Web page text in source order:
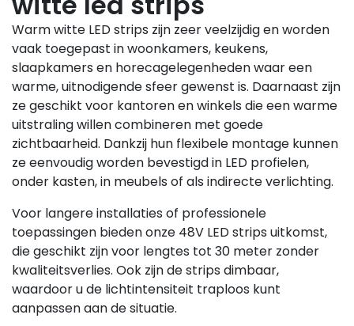
Warm witte LED strips zijn zeer veelzijdig en worden
vaak toegepast in woonkamers, keukens,
slaapkamers en horecagelegenheden waar een
warme, uitnodigende sfeer gewenst is. Daarnaast zijn
ze geschikt voor kantoren en winkels die een warme
uitstraling willen combineren met goede
zichtbaarheid. Dankzij hun flexibele montage kunnen
ze eenvoudig worden bevestigd in LED profielen,
onder kasten, in meubels of als indirecte verlichting.
Voor langere installaties of professionele
toepassingen bieden onze 48V LED strips uitkomst,
die geschikt zijn voor lengtes tot 30 meter zonder
kwaliteitsverlies. Ook zijn de strips dimbaar,
waardoor u de lichtintensiteit traploos kunt
aanpassen aan de situatie.